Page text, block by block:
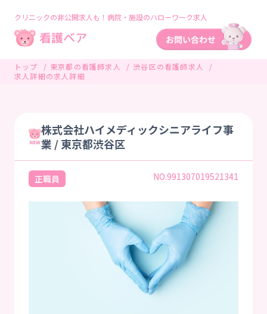
クリニックの非公開求人も！病院・施設のハローワーク求人
トップ 東京都の看護師求人
渋谷区の看護師求人
求人詳細の求人詳細
株式会社ハイメディックシニアライフ事
業 / 東京都渋谷区
正職員 NO.991307019521341